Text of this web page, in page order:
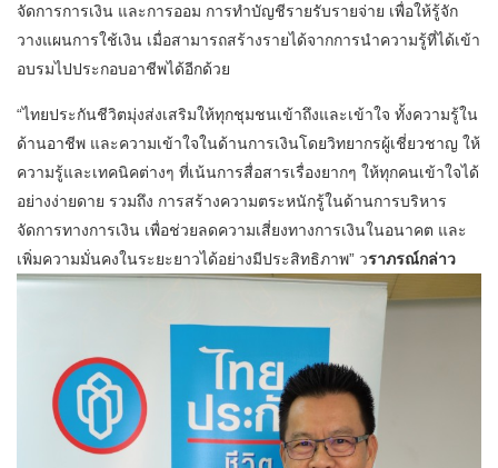
จัดการการเงิน และการออม การทำบัญชีรายรับรายจ่าย เพื่อให้รู้จัก
วางแผนการใช้เงิน เมื่อสามารถสร้างรายได้จากการนำความรู้ที่ได้เข้า
อบรมไปประกอบอาชีพได้อีกด้วย
“ไทยประกันชีวิตมุ่งส่งเสริมให้ทุกชุมชนเข้าถึงและเข้าใจ ทั้งความรู้ใน
ด้านอาชีพ และความเข้าใจในด้านการเงินโดยวิทยากรผู้เชี่ยวชาญ ให้
ความรู้และเทคนิคต่างๆ ที่เน้นการสื่อสารเรื่องยากๆ ให้ทุกคนเข้าใจได้
อย่างง่ายดาย รวมถึง การสร้างความตระหนักรู้ในด้านการบริหาร
จัดการทางการเงิน เพื่อช่วยลดความเสี่ยงทางการเงินในอนาคต และ
เพิ่มความมั่นคงในระยะยาวได้อย่างมีประสิทธิภาพ” วราภรณ์กล่าว